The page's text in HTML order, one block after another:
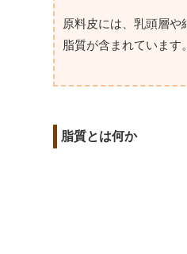
原料皮には、乳頭層
脂質が含まれています。
脂質とは何か